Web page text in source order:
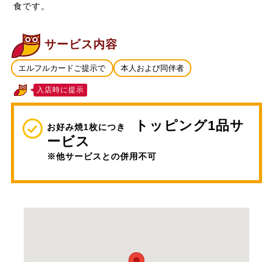
食です。
サービス内容
エルフルカードご提示で 本人および同伴者
入店時に提示
お好み焼1枚につき
トッピング1品サ
ービス
※他サービスとの併用不可